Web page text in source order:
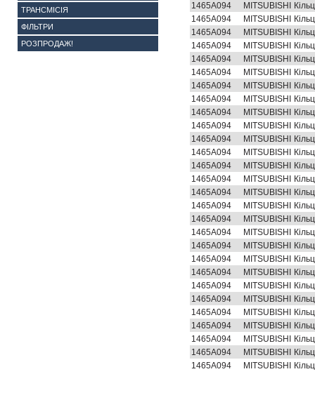
1465A094
MITSUBISHI
1465A094
MITSUBISHI
1465A094
MITSUBISHI
1465A094
MITSUBISHI
1465A094
MITSUBISHI
1465A094
MITSUBISHI
1465A094
MITSUBISHI
1465A094
MITSUBISHI
1465A094
MITSUBISHI
1465A094
MITSUBISHI
1465A094
MITSUBISHI
1465A094
MITSUBISHI
1465A094
MITSUBISHI
1465A094
MITSUBISHI
1465A094
MITSUBISHI
1465A094
MITSUBISHI
1465A094
MITSUBISHI
1465A094
MITSUBISHI
1465A094
MITSUBISHI
1465A094
MITSUBISHI
1465A094
MITSUBISHI
1465A094
MITSUBISHI
1465A094
MITSUBISHI
1465A094
MITSUBISHI
1465A094
MITSUBISHI
1465A094
MITSUBISHI
1465A094
MITSUBISHI
1465A094
MITSUBISHI
ТРАНСМІСІЯ
ФІЛЬТРИ
РОЗПРОДАЖ!